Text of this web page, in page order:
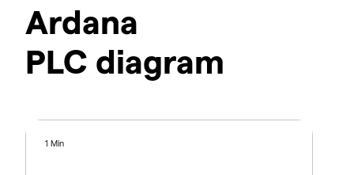
Ardana
PLC diagram
1 Min